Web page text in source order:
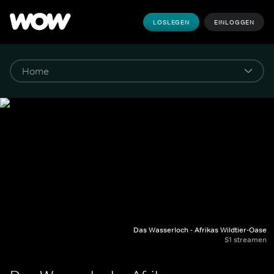
LOSLEGEN EINLOGGEN
Das Wasserloch - Afrikas Wildtier-Oase
S1 streamen